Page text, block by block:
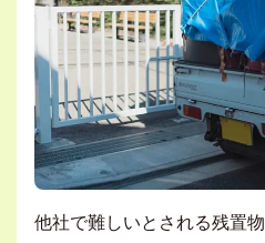
他社で難しいとされる残置